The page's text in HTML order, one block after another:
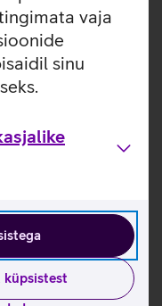
vaja
sinu
küpsistest
Foorum
(VEF), kelle
Liit (KELL), on